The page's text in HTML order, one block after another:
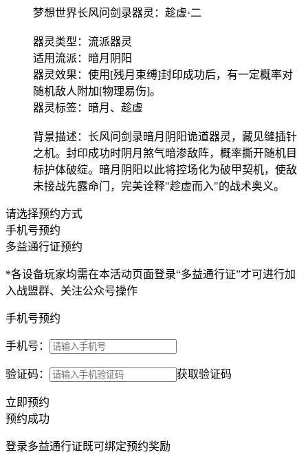
梦想世界长风问剑录器灵：趁虚·二
器灵类型：流派器灵
适用流派：暗月阴阳
器灵效果：使用[残月束缚]封印成功后，有一定概率对
随机敌人附加[物理易伤]。
器灵标签：暗月、趁虚
背景描述：长风问剑录暗月阴阳诡道器灵，藏见缝插针
之机。封印成功时阴月煞气暗渗敌阵，概率撕开随机目
标护体破绽。暗月阴阳以此将控场化为破甲契机，使敌
未接战先露命门，完美诠释"趁虚而入"的战术奥义。
请选择预约方式
手机号预约
多益通行证预约
*各设备玩家均需在本活动页面登录“多益通行证”才可进行加
入战盟群、关注公众号操作
手机号预约
手机号：
验证码： 获取验证码
立即预约
预约成功
登录多益通行证既可绑定预约奖励